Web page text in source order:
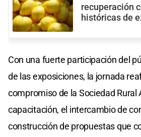
recuperación
históricas de
Con una fuerte participación del
de las exposiciones, la jornada
compromiso de la Sociedad Rural
capacitación, el intercambio de
construcción de propuestas que